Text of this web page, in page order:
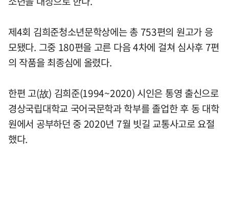
제4회 김희준청소년문학상에는 총 753편의 원고가 응
모됐다. 그중 180편을 고른 다음 4차에 걸쳐 심사후 7편
의 작품을 최종심에 올렸다.
한편 고(故) 김희준(1994~2020) 시인은 통영 출신으로
경상국립대학교 국어국문학과 학부를 졸업한 후 동 대학
원에서 공부하던 중 2020년 7월 빗길 교통사고로 요절
했다.